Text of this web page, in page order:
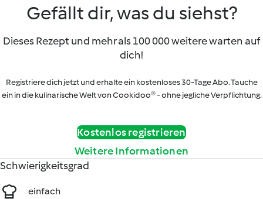
Gefällt dir, was du siehst?
Dieses Rezept und mehr als 100 000 weitere warten auf
dich!
Registriere dich jetzt und erhalte ein kostenloses 30-Tage Abo. Tauche
ein in die kulinarische Welt von Cookidoo® - ohne jegliche Verpflichtung.
Kostenlos registrieren
Weitere Informationen
Schwierigkeitsgrad
einfach